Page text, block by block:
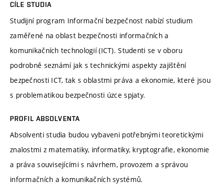
CÍLE STUDIA
Studijní program Informační bezpečnost nabízí studium
zaměřené na oblast bezpečnosti informačních a
komunikačních technologií (ICT). Studenti se v oboru
podrobně seznámí jak s technickými aspekty zajištění
bezpečnosti ICT, tak s oblastmi práva a ekonomie, které jsou
s problematikou bezpečnosti úzce spjaty.
PROFIL ABSOLVENTA
Absolventi studia budou vybaveni potřebnými teoretickými
znalostmi z matematiky, informatiky, kryptografie, ekonomie
a práva souvisejícími s návrhem, provozem a správou
informačních a komunikačních systémů.